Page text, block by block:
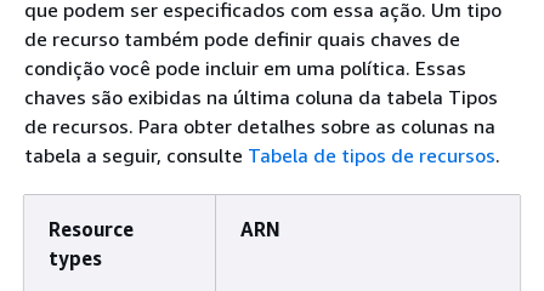
que podem ser especificados com essa ação. Um tipo
de recurso também pode definir quais chaves de
condição você pode incluir em uma política. Essas
chaves são exibidas na última coluna da tabela Tipos
de recursos. Para obter detalhes sobre as colunas na
tabela a seguir, consulte Tabela de tipos de recursos.
Resource
types
ARN